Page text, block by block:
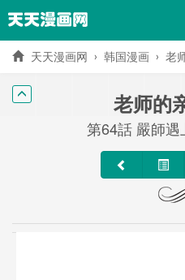
天天漫画网 韩国漫画 老
老师的
第64話 嚴師